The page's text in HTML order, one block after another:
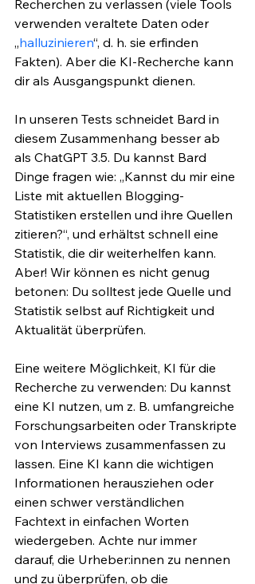
Recherchen zu verlassen (viele Tools
verwenden veraltete Daten oder
„halluzinieren“, d. h. sie erfinden
Fakten). Aber die KI-Recherche kann
dir als Ausgangspunkt dienen.
In unseren Tests schneidet Bard in
diesem Zusammenhang besser ab
als ChatGPT 3.5. Du kannst Bard
Dinge fragen wie: „Kannst du mir eine
Liste mit aktuellen Blogging-
Statistiken erstellen und ihre Quellen
zitieren?“, und erhältst schnell eine
Statistik, die dir weiterhelfen kann.
Aber! Wir können es nicht genug
betonen: Du solltest jede Quelle und
Statistik selbst auf Richtigkeit und
Aktualität überprüfen.
Eine weitere Möglichkeit, KI für die
Recherche zu verwenden: Du kannst
eine KI nutzen, um z. B. umfangreiche
Forschungsarbeiten oder Transkripte
von Interviews zusammenfassen zu
lassen. Eine KI kann die wichtigen
Informationen herausziehen oder
einen schwer verständlichen
Fachtext in einfachen Worten
wiedergeben. Achte nur immer
darauf, die Urheber:innen zu nennen
und zu überprüfen, ob die